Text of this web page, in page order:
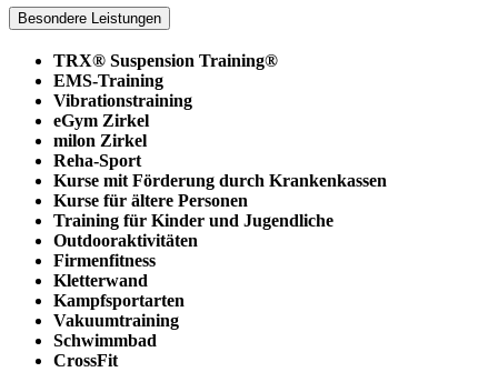
Besondere Leistungen
TRX® Suspension Training®
EMS-Training
Vibrationstraining
eGym Zirkel
milon Zirkel
Reha-Sport
Kurse mit Förderung durch Krankenkassen
Kurse für ältere Personen
Training für Kinder und Jugendliche
Outdooraktivitäten
Firmenfitness
Kletterwand
Kampfsportarten
Vakuumtraining
Schwimmbad
CrossFit